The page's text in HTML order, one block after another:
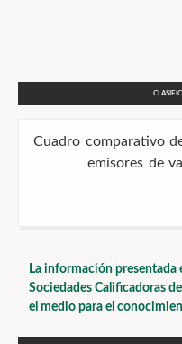
Cuadro comparativo
emisores
La información presentada
Sociedades Calificadoras
el medio para el